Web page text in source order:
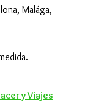
Malága,
y Viajes